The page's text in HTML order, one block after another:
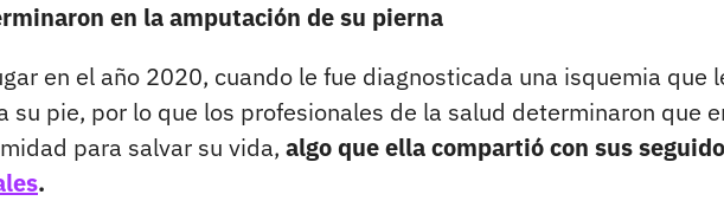
en la amputación de su pierna
en el año 2020, cuando le fue diagnosticada una isquemia que
su pie, por lo que los profesionales de la salud determinaron que
para salvar su vida, algo que ella compartió con sus
.